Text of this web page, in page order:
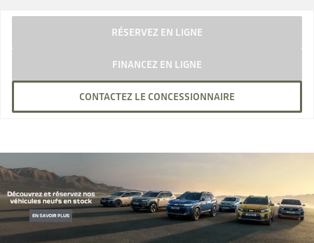
RÉSERVEZ EN LIGNE
FINANCEZ EN LIGNE
CONTACTEZ LE CONCESSIONNAIRE